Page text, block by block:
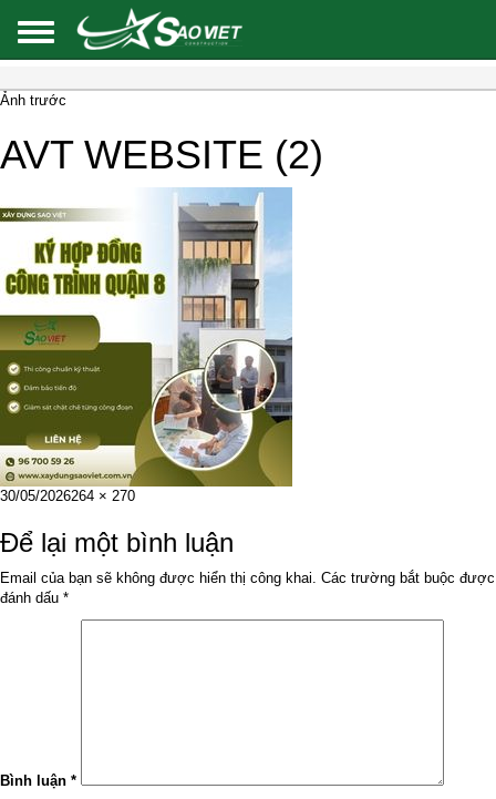
Ảnh trước
AVT WEBSITE (2)
Đăng
ngày
30/05/2026Kích
đầy
đủ
264 × 270
Để lại một bình luận
Email của bạn sẽ không được hiển thị công khai. Các trường bắt buộc được
đánh dấu *
Bình luận *